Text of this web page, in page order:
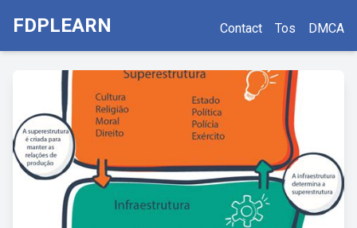
FDPLEARN Contact Tos DMCA